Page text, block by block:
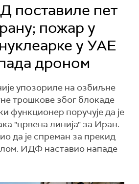
поставиле пет
пожар у
у УАЕ
дроном
упозориле на озбиљне
трошкове због блокаде
функционер поручује да је
"црвена линија" за Иран.
да је спреман за прекид
ИДФ наставио нападе